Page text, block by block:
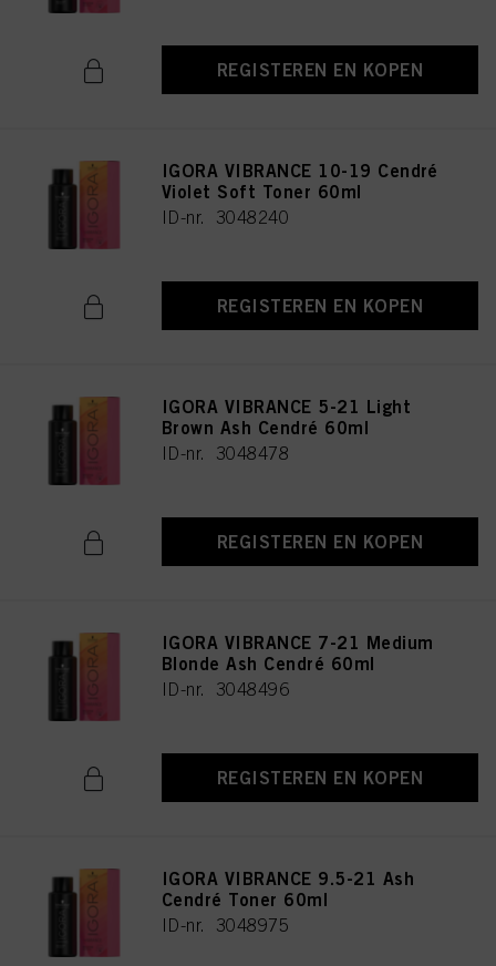
REGISTEREN EN KOPEN
IGORA VIBRANCE 10-19 Cendré
Violet Soft Toner 60ml
ID-nr. 3048240
REGISTEREN EN KOPEN
IGORA VIBRANCE 5-21 Light
Brown Ash Cendré 60ml
ID-nr. 3048478
REGISTEREN EN KOPEN
IGORA VIBRANCE 7-21 Medium
Blonde Ash Cendré 60ml
ID-nr. 3048496
REGISTEREN EN KOPEN
IGORA VIBRANCE 9.5-21 Ash
Cendré Toner 60ml
ID-nr. 3048975